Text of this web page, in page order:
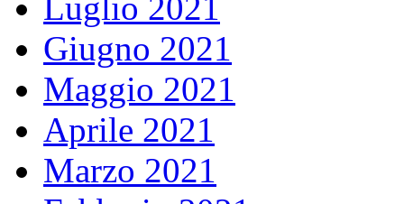
Giugno 2021
Maggio 2021
Aprile 2021
Marzo 2021